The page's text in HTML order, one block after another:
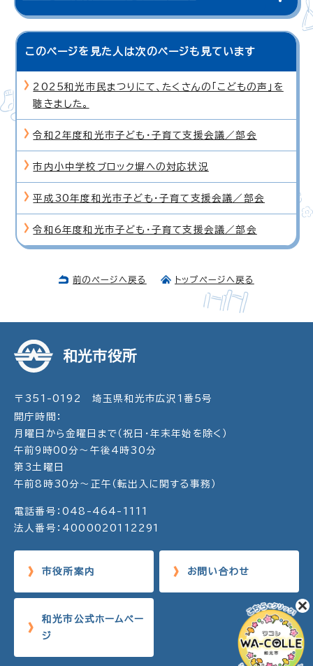
このページを見た人は次のページも見ています
2025和光市民まつりにて、たくさんの「こどもの声」を
聴きました。
令和2年度和光市子ども・子育て支援会議／部会
市内小中学校ブロック塀への対応状況
平成30年度和光市子ども・子育て支援会議／部会
令和6年度和光市子ども・子育て支援会議／部会
前のページへ戻る トップページへ戻る
和光市役所
〒351-0192 埼玉県和光市広沢1番5号
開庁時間：
月曜日から金曜日まで（祝日・年末年始を除く）
午前9時00分～午後4時30分
第3土曜日
午前8時30分～正午（転出入に関する事務）
電話番号：048-464-1111
法人番号：4000020112291
市役所案内 お問い合わせ
和光市公式ホームペー
ジ